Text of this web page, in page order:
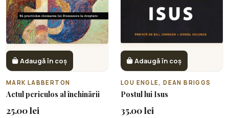
Adaugă în coș
MARK LABBERTON
Actul periculos al închinării
25.00 lei
Adaugă în coș
LOU ENGLE, DEAN BRIGGS
Postul lui Isus
35.00 lei